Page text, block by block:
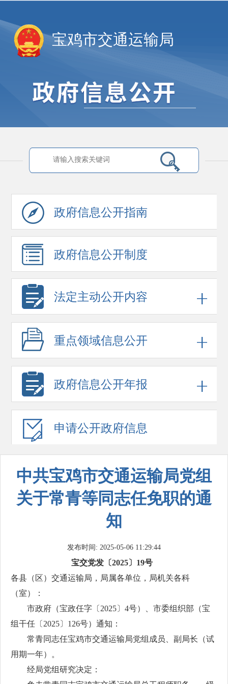
宝鸡市交通运输局
政府信息公开指南
政府信息公开制度
法定主动公开内容
重点领域信息公开
政府信息公开年报
申请公开政府信息
中共宝鸡市交通运输局党组
关于常青等同志任免职的通
知
发布时间: 2025-05-06 11:29:44
宝交党发〔2025〕19号
各县（区）交通运输局，局属各单位，局机关各科
（室）：
市政府（宝政任字〔2025〕4号）、市委组织部（宝
组干任〔2025〕126号）通知：
常青同志任宝鸡市交通运输局党组成员、副局长（试
用期一年）。
经局党组研究决定：